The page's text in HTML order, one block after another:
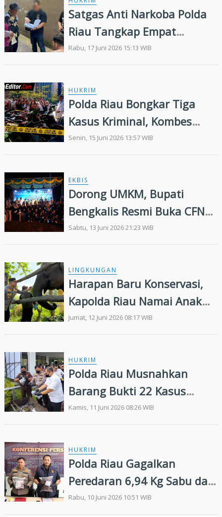
Satgas Anti Narkoba Polda
Riau Tangkap Empat
Pengedar Sabu di Kawasan
Pangeran Hidayat
Rabu, 17 Juni 2026 15:13 WIB
HUKRIM
Polda Riau Bongkar Tiga
Kasus Kriminal, Kombes
Hasyim Perlihatkan Barang
Bukti Ranmor Hasil
Senin, 15 Juni 2026 13:57 WIB
EKBIS
Dorong UMKM, Bupati
Bengkalis Resmi Buka CFN
Temasya Riang Sekampong
Sabtu, 13 Juni 2026 21:23 WIB
LINGKUNGAN
Harapan Baru Konservasi,
Kapolda Riau Namai Anak
Gajah Tesso Nilo "Nona
Seroja"
Jumat, 12 Juni 2026 08:17 WIB
HUKRIM
Polda Riau Musnahkan
Barang Bukti 22 Kasus
Narkotika
Kamis, 11 Juni 2026 08:26 WIB
HUKRIM
Polda Riau Gagalkan
Peredaran 6,94 Kg Sabu dan
969 Cartridge Etomidate
Rabu, 10 Juni 2026 10:51 WIB